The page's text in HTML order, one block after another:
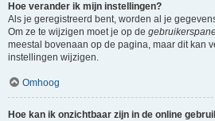
Hoe verander ik mijn instellingen?
Als je geregistreerd bent, worden al je
Om ze te wijzigen moet je op de
meestal bovenaan op de pagina, maar dit kan
instellingen wijzigen.
Omhoog
Hoe kan ik onzichtbaar zijn in de online